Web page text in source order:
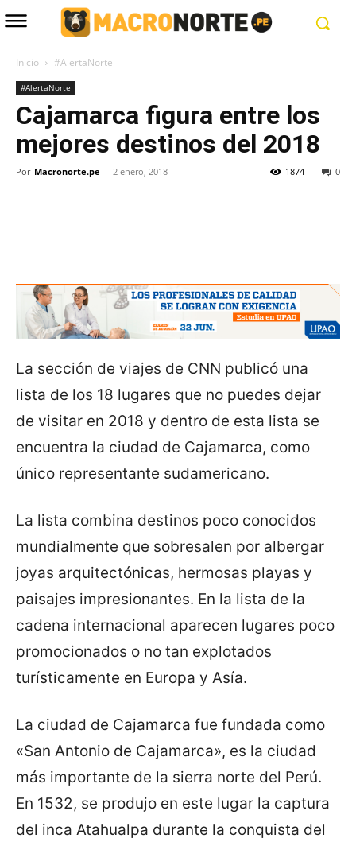
Inicio #AlertaNorte
#AlertaNorte
Cajamarca figura entre los
mejores destinos del 2018
Por Macronorte.pe - 2 enero, 2018 0
1874
La sección de viajes de CNN publicó una
lista de los 18 lugares que no puedes dejar
de visitar en 2018 y dentro de esta lista se
encuentra la ciudad de Cajamarca, como
único representante sudamericano.
La lista combina destinos poco conocidos
mundialmente que sobresalen por albergar
joyas arquitectónicas, hermosas playas y
paisajes impresionantes. En la lista de la
cadena internacional aparecen lugares poco
promocionados o no tan explotados
turísticamente en Europa y Asía.
La ciudad de Cajamarca fue fundada como
«San Antonio de Cajamarca», es la ciudad
más importante de la sierra norte del Perú.
En 1532, se produjo en este lugar la captura
del inca Atahualpa durante la conquista del